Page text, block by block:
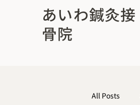
あいわ鍼灸接
骨院
All Posts